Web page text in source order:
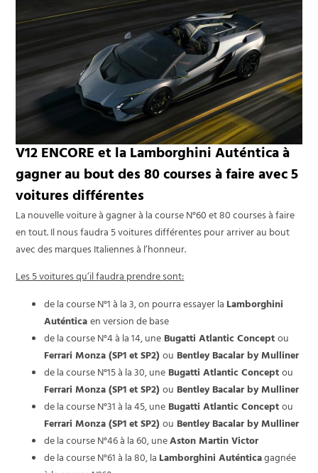
V12 ENCORE et la Lamborghini Auténtica à
gagner au bout des 80 courses à faire avec 5
voitures différentes
La nouvelle voiture à gagner à la course N°60 et 80 courses à faire
en tout. Il nous faudra 5 voitures différentes pour arriver au bout
avec des marques Italiennes à l’honneur.
Les 5 voitures qu’il faudra prendre sont:
de la course N°1 à la 3, on pourra essayer laLamborghini
Auténticaen version de base
de la course N°4 à la 14, uneBugatti Atlantic Conceptou
Ferrari Monza (SP1 et SP2)ou Bentley Bacalar by Mulliner
de la course N°15 à la 30, uneBugatti Atlantic Conceptou
Ferrari Monza (SP1 et SP2)ou Bentley Bacalar by Mulliner
de la course N°31 à la 45, uneBugatti Atlantic Conceptou
Ferrari Monza (SP1 et SP2)ou Bentley Bacalar by Mulliner
de la course N°46 à la 60, uneAston Martin Victor
de la course N°61 à la 80, laLamborghini Auténticagagnée